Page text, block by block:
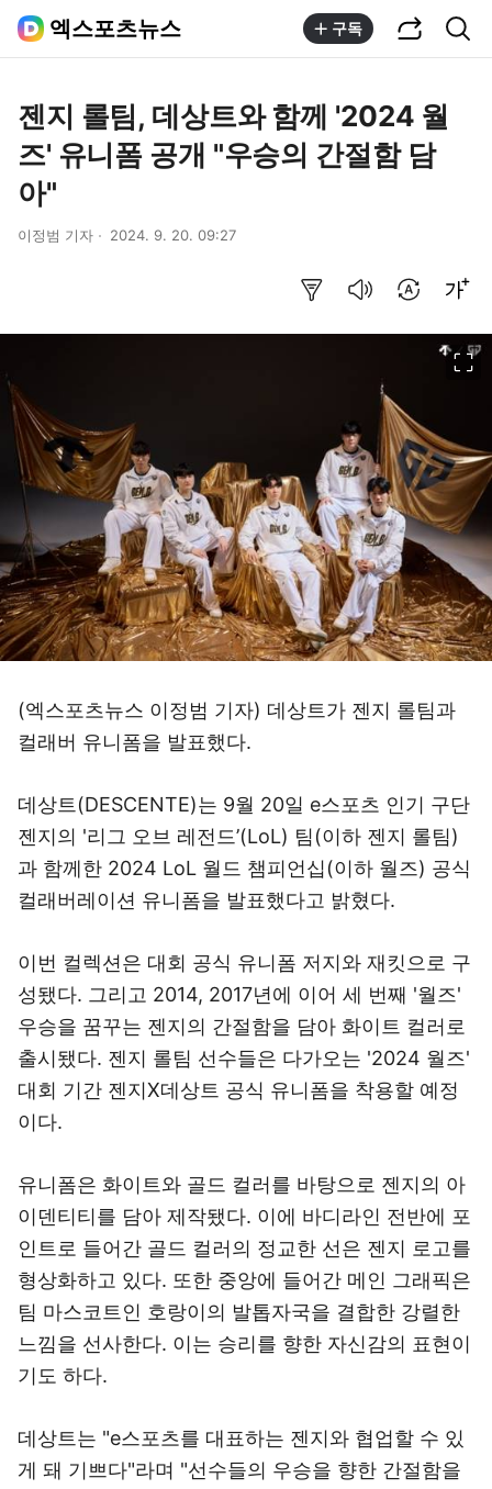
엑스포츠뉴스 구독
젠지 롤팀, 데상트와 함께 '2024 월
즈' 유니폼 공개 "우승의 간절함 담
아"
이정범 기자 2024. 9. 20. 09:27
(엑스포츠뉴스 이정범 기자) 데상트가 젠지 롤팀과
컬래버 유니폼을 발표했다.
데상트(DESCENTE)는 9월 20일 e스포츠 인기 구단
젠지의 '리그 오브 레전드’(LoL) 팀(이하 젠지 롤팀)
과 함께한 2024 LoL 월드 챔피언십(이하 월즈) 공식
컬래버레이션 유니폼을 발표했다고 밝혔다.
이번 컬렉션은 대회 공식 유니폼 저지와 재킷으로 구
성됐다. 그리고 2014, 2017년에 이어 세 번째 '월즈'
우승을 꿈꾸는 젠지의 간절함을 담아 화이트 컬러로
출시됐다. 젠지 롤팀 선수들은 다가오는 '2024 월즈'
대회 기간 젠지X데상트 공식 유니폼을 착용할 예정
이다.
유니폼은 화이트와 골드 컬러를 바탕으로 젠지의 아
이덴티티를 담아 제작됐다. 이에 바디라인 전반에 포
인트로 들어간 골드 컬러의 정교한 선은 젠지 로고를
형상화하고 있다. 또한 중앙에 들어간 메인 그래픽은
팀 마스코트인 호랑이의 발톱자국을 결합한 강렬한
느낌을 선사한다. 이는 승리를 향한 자신감의 표현이
기도 하다.
데상트는 "e스포츠를 대표하는 젠지와 협업할 수 있
게 돼 기쁘다"라며 "선수들의 우승을 향한 간절함을